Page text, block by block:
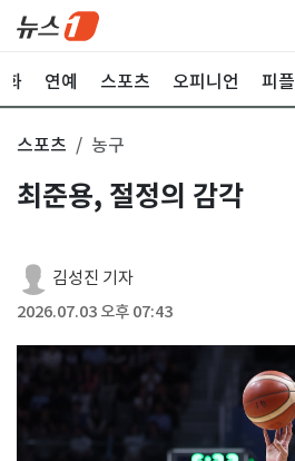
화 연예 스포츠 오피니언 피플
스포츠 농구
최준용, 절정의 감각
김성진 기자
2026.07.03 오후 07:43